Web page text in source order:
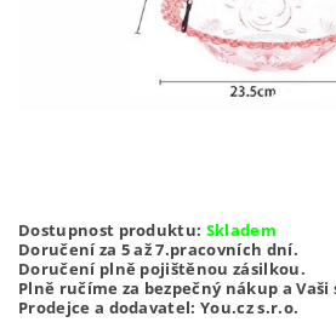
Dostupnost produktu: Skladem
Doručení za 5 až 7.pracovních dní.
Doručení plně pojištěnou zásilkou.
Plně ručíme za bezpečný nákup a
Prodejce a dodavatel: You.cz s.r.o.